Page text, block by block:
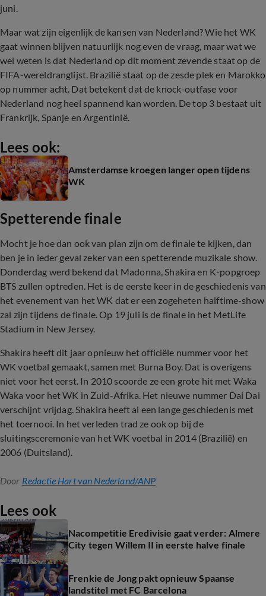
juni.
Maar wat zijn eigenlijk de kansen van Nederland? Wie het WK
gaat winnen blijven natuurlijk nog even de vraag, maar wat we
wel weten is dat Nederland op dit moment zevende staat op de
FIFA-wereldranglijst. Brazilië staat op de zesde plek en Marokko
op nummer acht. Dat betekent dat de knock-outfase voor
Nederland nog heel spannend kan worden. De top 3 bestaat uit
Frankrijk, Spanje en Argentinië.
Lees ook:
Amsterdamse kroegen langer open tijdens
WK
Spetterende finale
Mocht je hoe dan ook van plan zijn om de finale te kijken, dan
ben je in ieder geval zeker van een spetterende muzikale show.
Donderdag werd bekend dat Madonna, Shakira en K-popgroep
BTS zullen optreden. Het is de eerste keer in de geschiedenis van
het evenement van het WK dat er een zogeheten halftime-show
zal zijn tijdens de finale. Op 19 juli is de finale in het MetLife
Stadium in New Jersey.
Shakira heeft dit jaar opnieuw het officiële nummer voor het
WK voetbal gemaakt, samen met Burna Boy. Dat is overigens
niet voor het eerst. In 2010 scoorde ze een grote hit met Waka
Waka voor het WK in Zuid-Afrika. Het nieuwe nummer Dai Dai
verschijnt vrijdag. Shakira heeft al een lange geschiedenis met
het toernooi. In het verleden trad ze ook op bij de
sluitingsceremonie van het WK voetbal in 2014 (Brazilië) en
2006 (Duitsland).
Door Redactie Hart van Nederland/ANP
Lees ook
Nacompetitie Eredivisie gaat verder: Almere
City tegen Willem II in eerste halve finale
Frenkie de Jong pakt opnieuw Spaanse
landstitel met FC Barcelona